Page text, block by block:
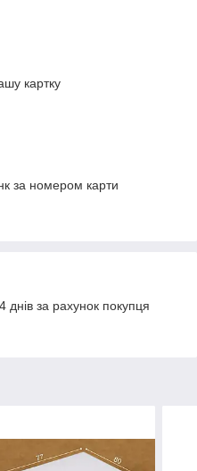
картку
за номером карти
за рахунок покупця